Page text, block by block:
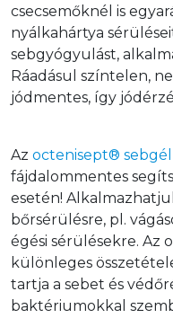
csecsemőknél is
nyálkahártya
sebgyógyulást,
Ráadásul színtelen,
jódmentes, így
Az octenisept® sebgél
fájdalommentes
esetén!
bőrsérülésre, pl.
égési sérülésekre. Az
különleges
tartja a sebet és
baktériumokkal